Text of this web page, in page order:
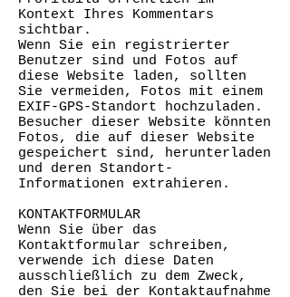
Kontext Ihres Kommentars
sichtbar.
Wenn Sie ein registrierter
Benutzer sind und Fotos auf
diese Website laden, sollten
Sie vermeiden, Fotos mit einem
EXIF-GPS-Standort hochzuladen.
Besucher dieser Website könnten
Fotos, die auf dieser Website
gespeichert sind, herunterladen
und deren Standort-
Informationen extrahieren.
KONTAKTFORMULAR
Wenn Sie über das
Kontaktformular schreiben,
verwende ich diese Daten
ausschließlich zu dem Zweck,
den Sie bei der Kontaktaufnahme